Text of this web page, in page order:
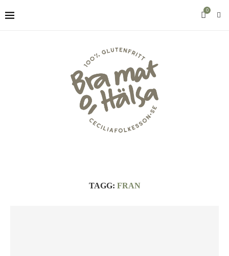
0
TAGG: FRAN